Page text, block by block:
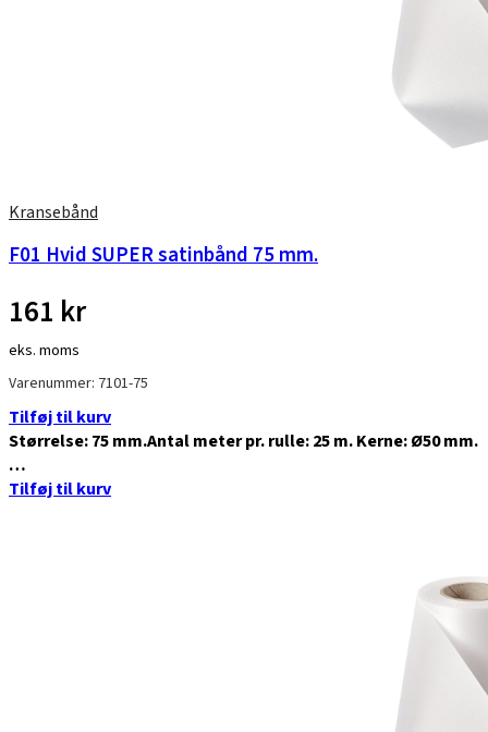
Kransebånd
F01 Hvid SUPER satinbånd 75 mm.
161 kr
eks. moms
Varenummer: 7101-75
Tilføj til kurv
Størrelse: 75 mm.Antal meter pr. rulle: 25 m. Kerne: Ø50 mm.
…
Tilføj til kurv